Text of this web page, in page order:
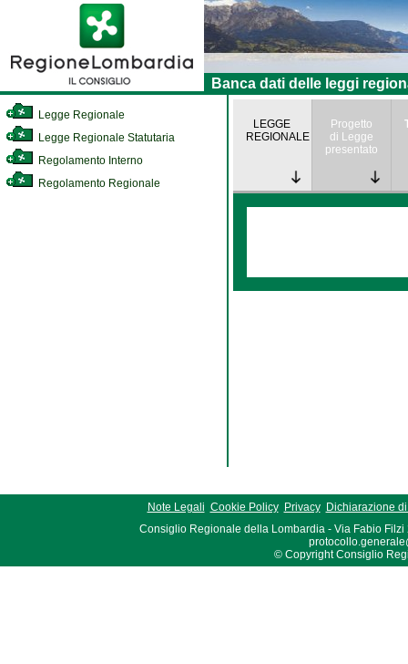
Banca dati delle leggi
Legge Regionale
Legge Regionale Statutaria
Regolamento Interno
Regolamento Regionale
LEGGE
REGIONALE
Progetto
di Legge
presentato
Note Legali Cookie Policy Privacy
Dichiarazione
Consiglio Regionale della Lombardia - Via Fabio Filzi
© Copyright Consiglio